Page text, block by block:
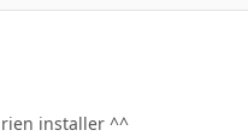
rien installer ^^